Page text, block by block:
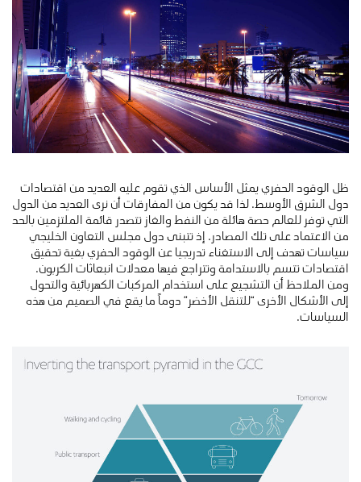
ظل الوقود الحفري يمثل الأساس الذي تقوم عليه العديد من اقتصادات
دول الشرق الأوسط. لذا قد يكون من المفارقات أن نرى العديد من الدول
التي توفر للعالم حصة هائلة من النفط والغاز تتصدر قائمة الملتزمين بالحد
من الاعتماد على تلك المصادر. إذ تتبنى دول مجلس التعاون الخليجي
سياسات تهدف إلى الاستغناء تدريجيا عن الوقود الحفري بغية تحقيق
اقتصادات تتسم بالاستدامة وتتراجع فيها معدلات انبعاثات الكربون.
ومن الملاحظ أن التشجيع على استخدام المركبات الكهربائية والتحول
إلى الأشكال الأخرى “للتنقل الأخضر” دوماً ما يقع في الصميم من هذه
السياسات.